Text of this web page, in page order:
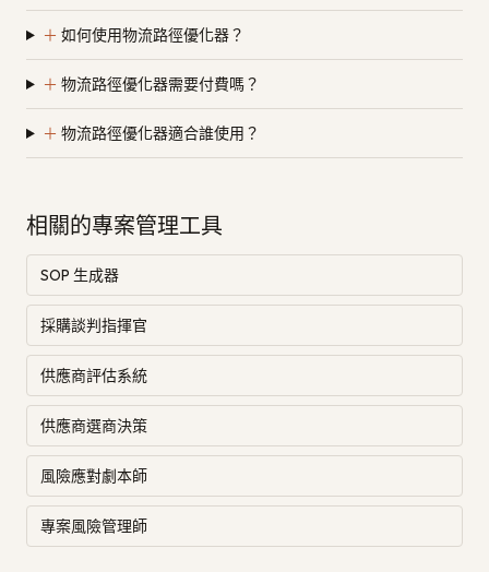
＋ 如何使用物流路徑優化器？
＋ 物流路徑優化器需要付費嗎？
＋ 物流路徑優化器適合誰使用？
相關的專案管理工具
SOP 生成器
採購談判指揮官
供應商評估系統
供應商選商決策
風險應對劇本師
專案風險管理師